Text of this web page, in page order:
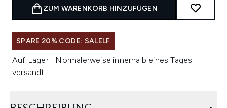
ZUM WARENKORB HINZUFÜGEN
SPARE 20% CODE: SALELF
Auf Lager | Normalerweise innerhalb eines Tages
versandt